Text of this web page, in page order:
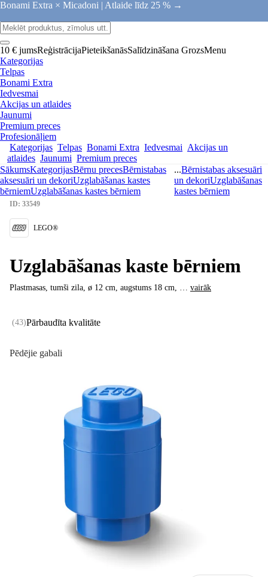
Bonami Extra × Micadoni | Atlaide līdz 25 % →
10 € jumsReģistrācijaPieteikšanāsSalīdzināšana GrozsMenu
Kategorijas
Telpas
Bonami Extra
Iedvesmai
Akcijas un atlaides
Jaunumi
Premium preces
Profesionāļiem
Kategorijas Telpas Bonami Extra Iedvesmai Akcijas un
atlaides Jaunumi Premium preces
SākumsKategorijasBērnu precesBērnistabas
aksesuāri un dekoriUzglabāšanas kastes
bērniemUzglabāšanas kastes bērniem
...Bērnistabas aksesuāri
un dekoriUzglabāšanas
kastes bērniem
Pēdējie gabali
ID: 33549
LEGO®
Uzglabāšanas kaste bērniem
Plastmasas, tumši zila, ø 12 cm, augstums 18 cm, … vairāk
(43)Pārbaudīta kvalitāte